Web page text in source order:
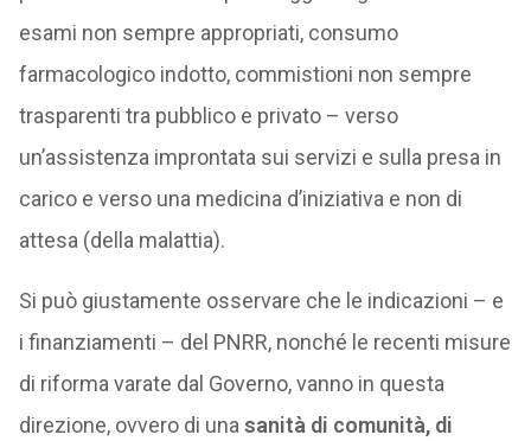
esami non sempre appropriati, consumo
farmacologico indotto, commistioni non sempre
trasparenti tra pubblico e privato – verso
un’assistenza improntata sui servizi e sulla presa in
carico e verso una medicina d’iniziativa e non di
attesa (della malattia).
Si può giustamente osservare che le indicazioni – e
i finanziamenti – del PNRR, nonché le recenti misure
di riforma varate dal Governo, vanno in questa
direzione, ovvero di una sanità di comunità, di